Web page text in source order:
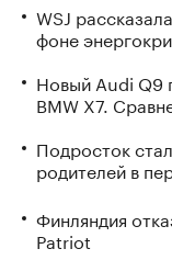
WSJ
фоне
Новый Audi Q9
BMW X7.
Подросток
родителей в
Финляндия
Patriot